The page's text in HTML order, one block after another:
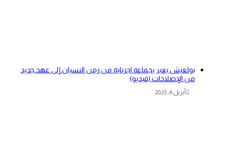
بولعيش يعبر بجماعة اجزناية من زمن النسيان إلى عهد جديد
من الإصلاحات (فيديو)
أبريل 4, 2023